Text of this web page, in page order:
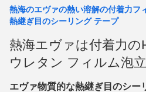
熱海のエヴァの熱い溶解の付着力
熱継ぎ目のシーリング テープ
熱海エヴァは付着力の
ウレタン フィルム泡
エヴァ物質的な熱継ぎ目のシー